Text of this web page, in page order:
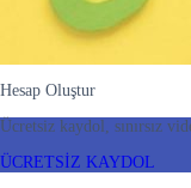
Hesap Oluştur
Ücretsiz kaydol, sınırsız
ÜCRETSİZ KAYDOL